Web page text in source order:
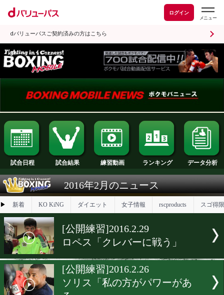
ログイン
dバリューパスご契約済みの方はこちら
試合日程 試合結果 練習動画 ランキング
2016年2月のニュース
新着 KO KiNG ダイエット 女子情報
[公開練習]2016.2.29
ロペス「クレバーに戦う」